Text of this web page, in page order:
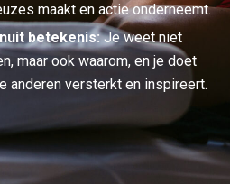
maakt en actie onderneemt.
betekenis:Je weet niet
maar ook waarom, en je doet
anderen versterkt en inspireert.